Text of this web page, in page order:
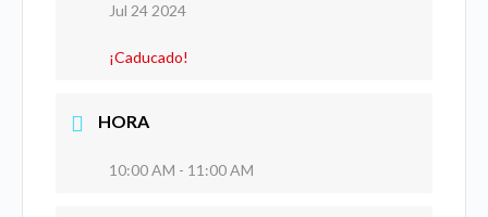
Jul 24 2024
¡Caducado!
HORA
10:00 AM - 11:00 AM